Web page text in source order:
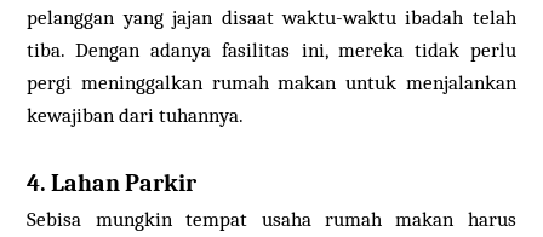
pelanggan yang jajan disaat waktu-waktu ibadah telah
tiba. Dengan adanya fasilitas ini, mereka tidak perlu
pergi meninggalkan rumah makan untuk menjalankan
kewajiban dari tuhannya.
4. Lahan Parkir
Sebisa mungkin tempat usaha rumah makan harus